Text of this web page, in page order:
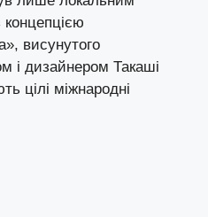
висунутого
і дизайнером Такаші
цілі міжнародні